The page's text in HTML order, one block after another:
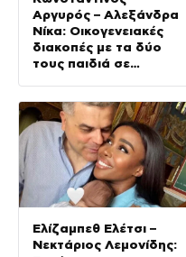
Αργυρός – Αλεξάνδρα
Νίκα: Οικογενειακές
διακοπές με τα δύο
τους παιδιά σε
Ελίζαμπεθ Ελέτσι –
Νεκτάριος Λεμονίδης: